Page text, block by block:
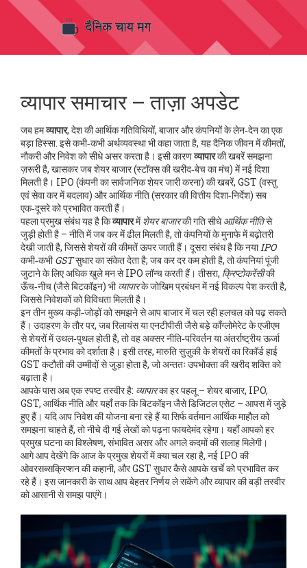
व्यापार समाचार – ताज़ा अपडेट
जब हमव्यापार, देश की आर्थिक गतिविधियों, बाजार और कंपनियों के लेन‑देन का एक
बड़ा हिस्सा. इसे कभी‑कभीअर्थव्यवस्थाभी कहा जाता है, यह दैनिक जीवन में कीमतों,
नौकरी और निवेश को सीधे असर करता है । इसी कारणव्यापारकी खबरें समझना
ज़रूरी है, खासकर जबशेयर बाजार(स्टॉक्स की खरीद‑बेच का मंच) में नई दिशा
मिलती है। IPO (कंपनी का सार्वजनिक शेयर जारी करना) की खबरें, GST (वस्तु
एवं सेवा कर में बदलाव) औरआर्थिक नीति(सरकार की वित्तीय दिशा‑निर्देश) सब
एक‑दूसरे को प्रभावित करती हैं।
पहला प्रमुख संबंध यह है किव्यापारमेंशेयर बाजारकी गति सीधेआर्थिक नीतिसे
जुड़ी होती है – नीति में जब कर में ढील मिलती है, तो कंपनियों के मुनाफे में बढ़ोतरी
देखी जाती है, जिससे शेयरों की कीमतें ऊपर जाती हैं। दूसरा संबंध है कि नयाIPO
कभी‑कभीGSTसुधार का संकेत देता है; जब कर दर कम होती है, तो कंपनियां पूंजी
जुटाने के लिए अधिक खुले मन से IPO लॉन्च करती हैं। तीसरा, क्रिप्टोकरेंसीकी
ऊँच‑नीच (जैसे बिटकॉइन) भीव्यापारके जोखिम प्रबंधन में नई विकल्प पेश करती है,
जिससे निवेशकों को विविधता मिलती है।
इन तीन मुख्य कड़ी‑जोड़ों को समझने से आप बाजार में चल रही हलचल को पढ़ सकते
हैं। उदाहरण के तौर पर, जब रिलायंस या एनटीपीसी जैसे बड़े कॉंग्लोमेरेट के एजीएम
से शेयरों में उथल‑पुथल होती है, तो वह अक्सर नीति‑परिवर्तन या अंतर्राष्ट्रीय ऊर्जा
कीमतों के प्रभाव को दर्शाता है। इसी तरह, मारुति सुज़ुकी के शेयरों का रिकॉर्ड हाई
GST कटौती की उम्मीदों से जुड़ा होता है, जो अन्ततः उपभोक्ता की खरीद शक्ति को
बढ़ाता है।
आपके पास अब एक स्पष्ट तस्वीर है: व्यापारका हर पहलू – शेयर बाजार, IPO,
GST, आर्थिक नीति और यहाँ तक कि बिटकॉइन जैसे डिजिटल एसेट – आपस में जुड़े
हुए हैं। यदि आप निवेश की योजना बना रहे हैं या सिर्फ वर्तमान आर्थिक माहौल को
समझना चाहते हैं, तो नीचे दी गई लेखों को पढ़ना फायदेमंद रहेगा। यहाँ आपको हर
प्रमुख घटना का विश्लेषण, संभावित असर और अगले कदमों की सलाह मिलेगी।
आगे आप देखेंगे कि आज के प्रमुख शेयरों में क्या चल रहा है, नई IPO की
ओवरसब्सक्रिप्शन की कहानी, और GST सुधार कैसे आपके खर्चे को प्रभावित कर
रहे हैं। इस जानकारी के साथ आप बेहतर निर्णय ले सकेंगे और व्यापार की बड़ी तस्वीर
को आसानी से समझ पाएंगे।